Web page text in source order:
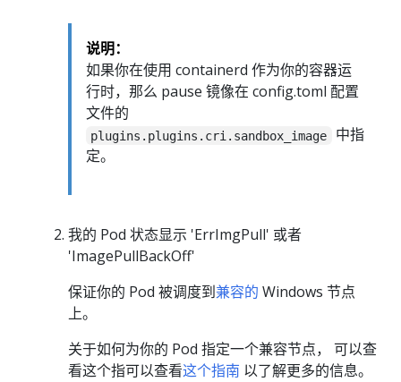
说明：
如果你在使用 containerd 作为你的容器运
行时，那么 pause 镜像在 config.toml 配置
文件的
plugins.plugins.cri.sandbox_image
中指
定。
我的 Pod 状态显示 'ErrImgPull' 或者
'ImagePullBackOff'
保证你的 Pod 被调度到兼容的 Windows 节点
上。
关于如何为你的 Pod 指定一个兼容节点， 可以查
看这个指可以查看这个指南 以了解更多的信息。